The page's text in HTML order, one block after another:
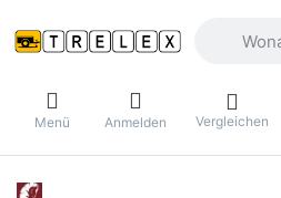
Menü Anmelden Vergleichen